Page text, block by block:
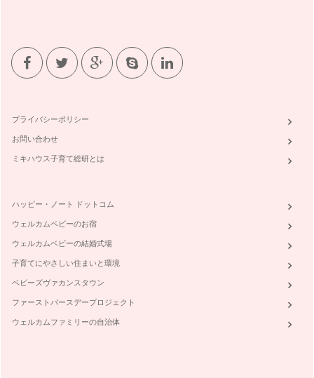
食事中、隣の人の動きがどこか美しいと感じたら。それは、簡
単な動作が綺麗に整っているから美し…
にもマナーが身につきやすくなります…
誰にでも簡単にまねができる、素晴らしいマナー
日本のママは、マナーが大変素晴らしい方が多いと感じます。
お子様が機内をより快適に…
プライバシーポリシー
お問い合わせ
ミキハウス子育て総研とは
ハッピー・ノート ドットコム
ウェルカムベビーのお宿
ウェルカムベビーの結婚式場
子育てにやさしい住まいと環境
ベビーズヴァカンスタウン
ファーストバースデープロジェクト
ウェルカムファミリーの自治体